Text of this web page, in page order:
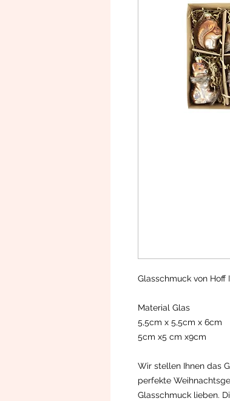
Glasschmuck von Hoff
Material Glas
5,5cm x 5,5cm x 6cm
5cm x5 cm x9cm
Wir stellen Ihnen das
perfekte
Glasschmuck lieben.